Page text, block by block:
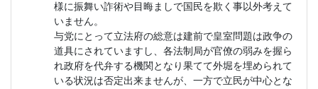
様に振舞い詐術や目晦ましで国民を欺く事以外考えて
いません。
与党にとって立法府の総意は建前で皇室問題は政争の
道具にされていますし、各法制局が官僚の弱みを握ら
れ政府を代弁する機関となり果てて外堀を埋められて
いる状況は否定出来ませんが、一方で立民が中心とな